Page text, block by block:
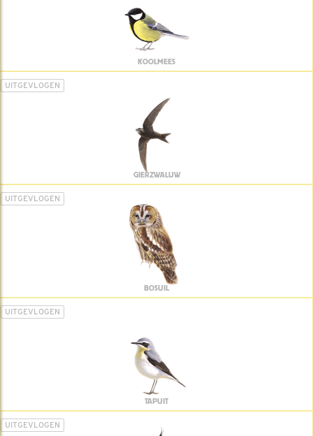
KOOLMEES
UITGEVLOGEN
GIERZWALUW
UITGEVLOGEN
BOSUIL
UITGEVLOGEN
TAPUIT
UITGEVLOGEN